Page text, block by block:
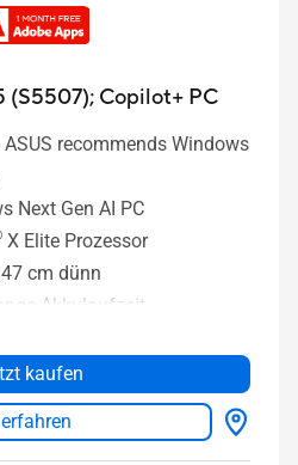
(S5507); Copilot+ PC
recommends Windows
Next Gen AI PC
X Elite Prozessor
cm dünn
Akkulaufzeit
HDR Display
mit
kaufen